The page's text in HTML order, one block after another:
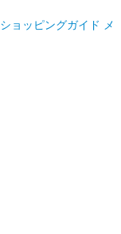
ショッピングガイド
メ